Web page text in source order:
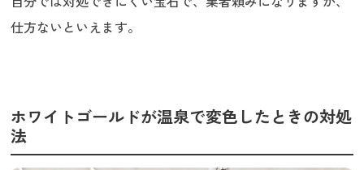
仕方ないといえます。
ホワイトゴールドが温泉で変色したときの対処
法